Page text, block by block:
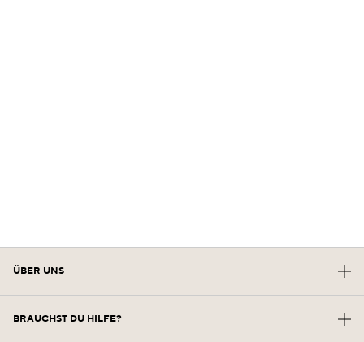
ÜBER UNS
BRAUCHST DU HILFE?